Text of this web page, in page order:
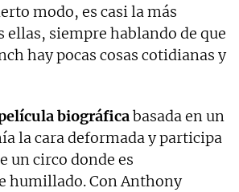
modo, es casi la más
ellas, siempre hablando de que
hay pocas cosas cotidianas y
biográficabasada en un
la cara deformada y participa
un circo donde es
humillado. Con Anthony